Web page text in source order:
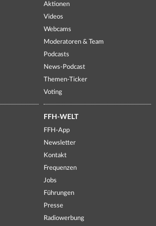
Aktionen
Videos
Webcams
Moderatoren & Team
Podcasts
News-Podcast
Themen-Ticker
Voting
FFH-WELT
FFH-App
Newsletter
Kontakt
Frequenzen
Jobs
Führungen
Presse
Radiowerbung